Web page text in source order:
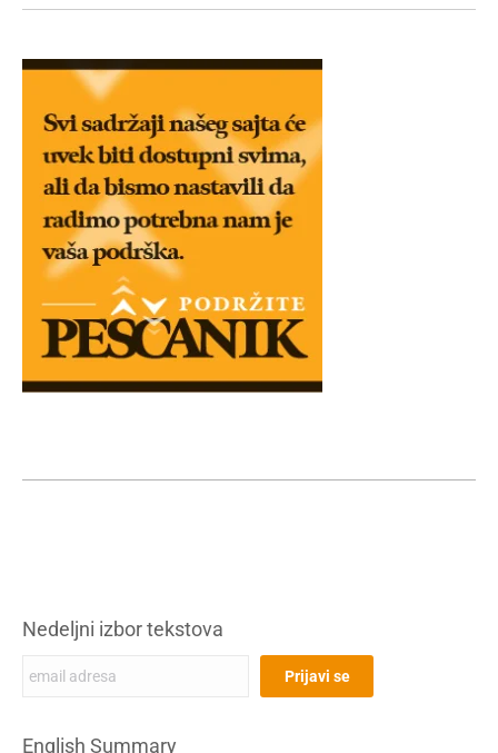
Nedeljni izbor tekstova
English Summary